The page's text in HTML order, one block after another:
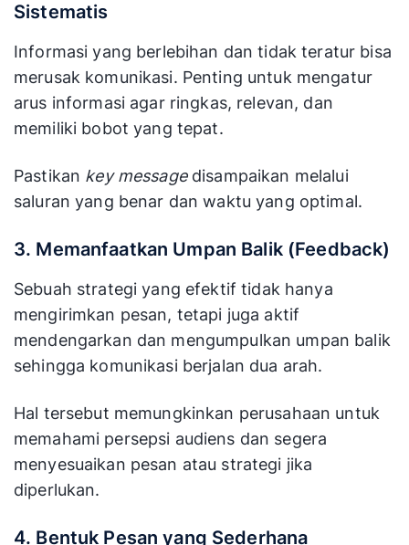
Sistematis
Informasi yang berlebihan dan tidak teratur bisa
merusak komunikasi. Penting untuk mengatur
arus informasi agar ringkas, relevan, dan
memiliki bobot yang tepat.
Pastikan key message disampaikan melalui
saluran yang benar dan waktu yang optimal.
3. Memanfaatkan Umpan Balik (Feedback)
Sebuah strategi yang efektif tidak hanya
mengirimkan pesan, tetapi juga aktif
mendengarkan dan mengumpulkan umpan balik
sehingga komunikasi berjalan dua arah.
Hal tersebut memungkinkan perusahaan untuk
memahami persepsi audiens dan segera
menyesuaikan pesan atau strategi jika
diperlukan.
4. Bentuk Pesan yang Sederhana